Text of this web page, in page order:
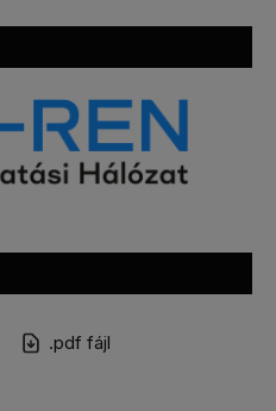
.pdf fájl